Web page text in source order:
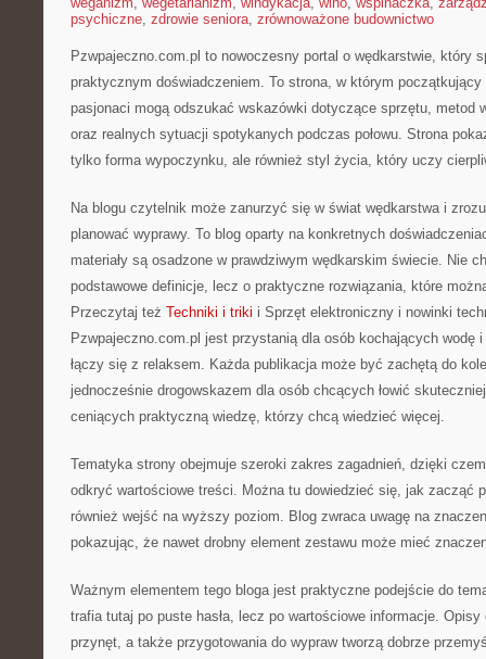
psychiczne, zdrowie seniora, zrównoważone budownictwo
Pzwpajeczno.com.pl to nowoczesny portal o wędkarstwie, który
praktycznym doświadczeniem. To strona, w którym
pasjonaci mogą odszukać wskazówki dotyczące sprzętu, metod
oraz realnych sytuacji spotykanych podczas połowu. Strona
tylko forma wypoczynku, ale również styl życia, który uczy
Na blogu czytelnik może zanurzyć się w świat wędkarstwa i
planować wyprawy. To blog oparty na konkretnych
materiały są osadzone w prawdziwym wędkarskim świecie. Nie
podstawowe definicje, lecz o praktyczne rozwiązania, które
Przeczytaj też Techniki i triki i Sprzęt elektroniczny i nowinki
Pzwpajeczno.com.pl jest przystanią dla osób kochających wodę
łączy się z relaksem. Każda publikacja może być zachętą do
jednocześnie drogowskazem dla osób chcących łowić
ceniących praktyczną wiedzę, którzy chcą wiedzieć więcej.
Tematyka strony obejmuje szeroki zakres zagadnień, dzięki
odkryć wartościowe treści. Można tu dowiedzieć się, jak zacząć
również wejść na wyższy poziom. Blog zwraca uwagę na
pokazując, że nawet drobny element zestawu może mieć
Ważnym elementem tego bloga jest praktyczne podejście do
trafia tutaj po puste hasła, lecz po wartościowe informacje. Opisy
przynęt, a także przygotowania do wypraw tworzą dobrze